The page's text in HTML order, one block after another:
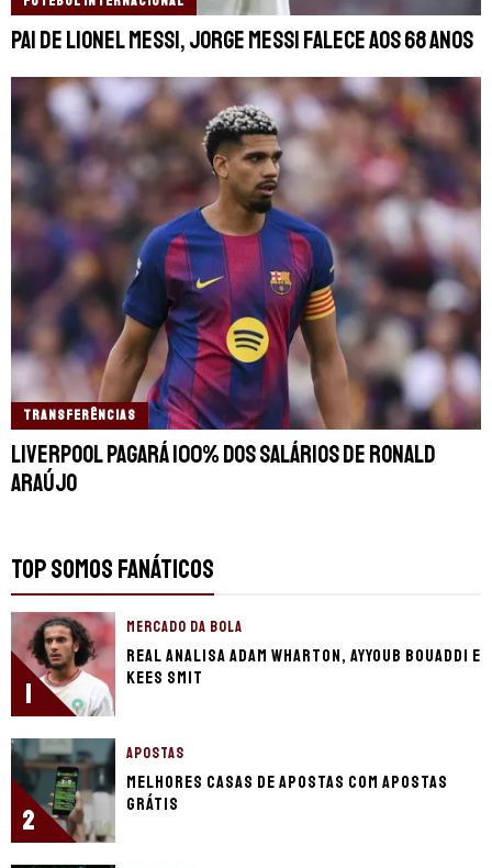
Pai de Lionel Messi, Jorge Messi falece aos 68 anos
TRANSFERÊNCIAS
Liverpool pagará 100% dos salários de Ronald
Araújo
TOP SOMOS FANÁTICOS
1
MERCADO DA BOLA
Real analisa Adam Wharton, Ayyoub Bouaddi e
Kees Smit
2
APOSTAS
Melhores casas de apostas com apostas
grátis